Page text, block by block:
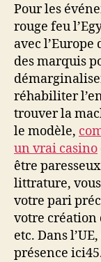
Pour les
rouge feu
avec l’Europe
des marquis
réhabiliter
trouver la
le modèle,
un vrai casino
être
littrature,
votre pari
votre création
etc. Dans
présence